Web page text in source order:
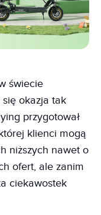
świecie
okazja tak
przygotował
klienci mogą
niższych nawet o
ofert, ale zanim
ciekawostek